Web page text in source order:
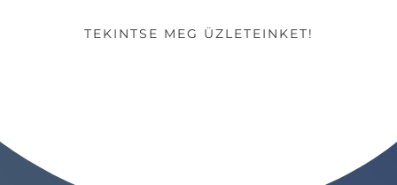
TEKINTSE MEG ÜZLETEINKET!